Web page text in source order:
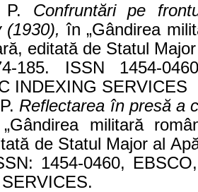
P. Confruntări pe
(1930), în „Gândirea
editată de Statul
185. ISSN 1454-
INDEXING SERVICES
Reflectarea în presă a
militară
de Statul Major al
1454-0460,